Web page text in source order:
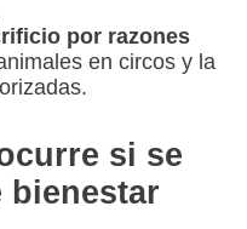
por razones
en circos y la
si se
bienestar